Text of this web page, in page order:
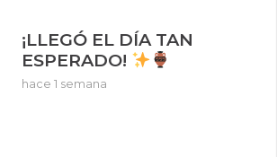
¡LLEGÓ EL DÍA TAN
ESPERADO!
hace 1 semana